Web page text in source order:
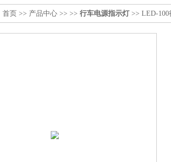
首页 >> 产品中心 >> >> 行车电源指示灯 >> LED-